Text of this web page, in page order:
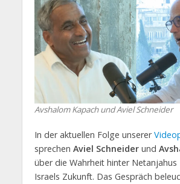
Avshalom Kapach und Aviel Schneider
In der aktuellen Folge unserer
sprechen Aviel Schneiderund
über die Wahrheit hinter Netanjahus
Israels Zukunft. Das Gespräch